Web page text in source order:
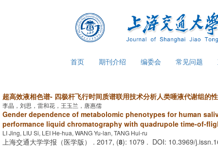
首页 期刊介绍 编委会 常见问题
超高效液相色谱- 四极杆飞行时间质谱联用技术分析人类唾液代谢组的
李晶，刘思，雷和花，王玉兰，唐惠儒
Gender dependence of metabolomic phenotypes for human
performance liquid chromatography with quadrupole time-of-
LI Jing, LIU Si, LEI He-hua, WANG Yu-lan, TANG Hui-ru
上海交通大学学报（医学版） . 2017, (8): 1079 . DOI: 10.3969/